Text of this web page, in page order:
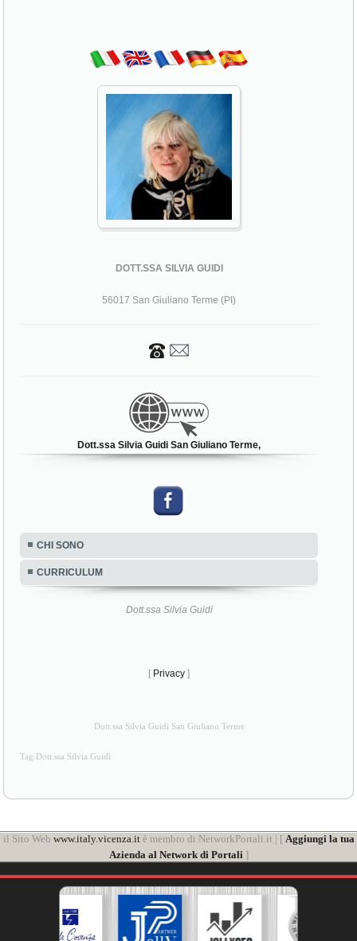
DOTT.SSA SILVIA GUIDI
56017 San Giuliano Terme (PI)
Dott.ssa Silvia Guidi San Giuliano Terme,
CHI SONO
CURRICULUM
Dott.ssa Silvia Guidi
[ Privacy ]
Dott.ssa Silvia Guidi San Giuliano Terme
Tag Dott.ssa Silvia Guidi
il Sito Web www.italy.vicenza.itè membro di NetworkPortali.it | [ Aggiungi la tua
Azienda al Network di Portali]